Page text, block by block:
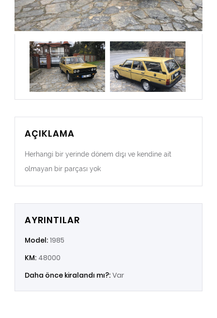
AÇIKLAMA
Herhangi bir yerinde dönem dışı ve kendine ait
olmayan bir parçası yok
AYRINTILAR
Model: 1985
KM: 48000
Daha önce kiralandı mı?: Var